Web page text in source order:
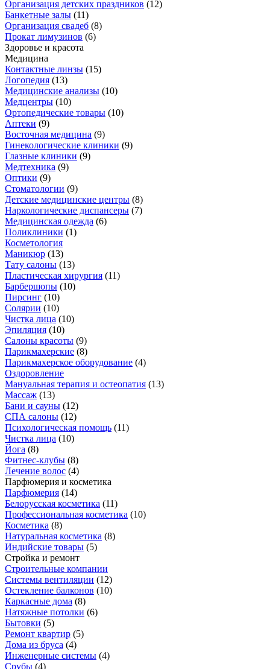
Организация детских праздников (12)
Банкетные залы (11)
Организация свадеб (8)
Прокат лимузинов (6)
Здоровье и красота
Медицина
Контактные линзы (15)
Логопедия (13)
Медицинские анализы (10)
Медцентры (10)
Ортопедические товары (10)
Аптеки (9)
Восточная медицина (9)
Гинекологические клиники (9)
Глазные клиники (9)
Медтехника (9)
Оптики (9)
Стоматологии (9)
Детские медицинские центры (8)
Наркологические диспансеры (7)
Медицинская одежда (6)
Поликлиники (1)
Косметология
Маникюр (13)
Тату салоны (13)
Пластическая хирургия (11)
Барбершопы (10)
Пирсинг (10)
Солярии (10)
Чистка лица (10)
Эпиляция (10)
Салоны красоты (9)
Парикмахерские (8)
Парикмахерское оборудование (4)
Оздоровление
Мануальная терапия и остеопатия (13)
Массаж (13)
Бани и сауны (12)
СПА салоны (12)
Психологическая помощь (11)
Чистка лица (10)
Йога (8)
Фитнес-клубы (8)
Лечение волос (4)
Парфюмерия и косметика
Парфюмерия (14)
Белорусская косметика (11)
Профессиональная косметика (10)
Косметика (8)
Натуральная косметика (8)
Индийские товары (5)
Стройка и ремонт
Строительные компании
Системы вентиляции (12)
Остекление балконов (10)
Каркасные дома (8)
Натяжные потолки (6)
Бытовки (5)
Ремонт квартир (5)
Дома из бруса (4)
Инженерные системы (4)
Срубы (4)